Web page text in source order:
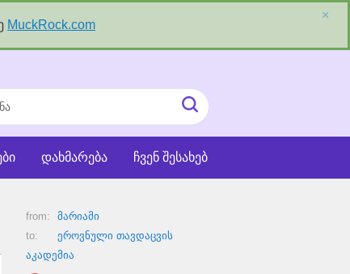
MuckRock.com
×
ძიეების
ჩატვირთვა
ჩვენ შესახებ
დახმარება
from:
მარიამი
to:
ეროვნული თავდაცვის
აკადემია